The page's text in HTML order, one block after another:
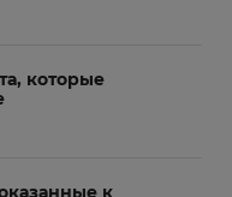
которые
к